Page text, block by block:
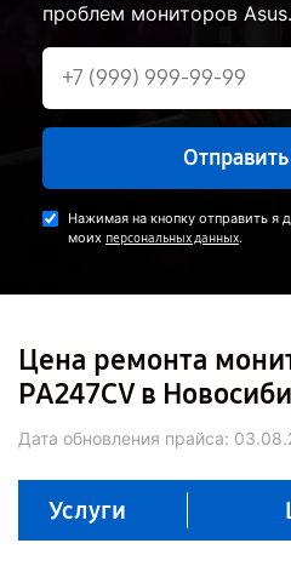
проблем мониторов Asus.
Нажимая на кнопку отправить я
моих персональных данных.
Цена ремонта
PA247CV в
Дата обновления прайса:
Услуги